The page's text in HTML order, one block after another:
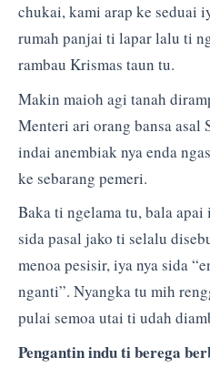
chukai, kami arap ke seduai
rumah panjai ti lapar lalu ti
rambau Krismas taun tu.
Makin maioh agi tanah
Menteri ari orang bansa asal
indai anembiak nya enda
ke sebarang pemeri.
Baka ti ngelama tu, bala
sida pasal jako ti selalu
menoa pesisir, iya nya sida
nganti”. Nyangka tu mih
pulai semoa utai ti udah
Pengantin indu ti berega